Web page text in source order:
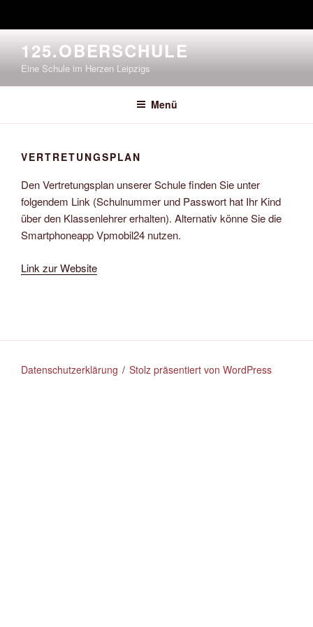
Inhalt
springen
125.OBERSCHULE
Eine Schule im Herzen Leipzigs
Menü
VERTRETUNGSPLAN
Den Vertretungsplan unserer Schule finden Sie unter
folgendem Link (Schulnummer und Passwort hat Ihr Kind
über den Klassenlehrer erhalten). Alternativ könne Sie die
Smartphoneapp Vpmobil24 nutzen.
Link zur Website
Datenschutzerklärung Stolz präsentiert von WordPress